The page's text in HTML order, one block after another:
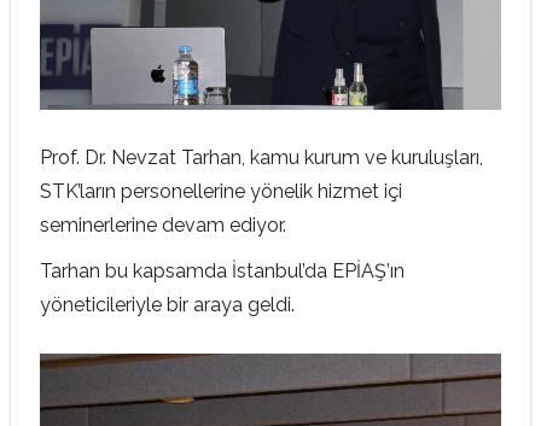
Prof. Dr. Nevzat Tarhan, kamu kurum ve kuruluşları,
STK’ların personellerine yönelik hizmet içi
seminerlerine devam ediyor.
Tarhan bu kapsamda İstanbul’da EPİAŞ’ın
yöneticileriyle bir araya geldi.